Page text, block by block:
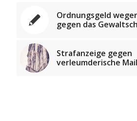
Ordnungsgeld
gegen das
Strafanzeige gegen
verleumderische Mail